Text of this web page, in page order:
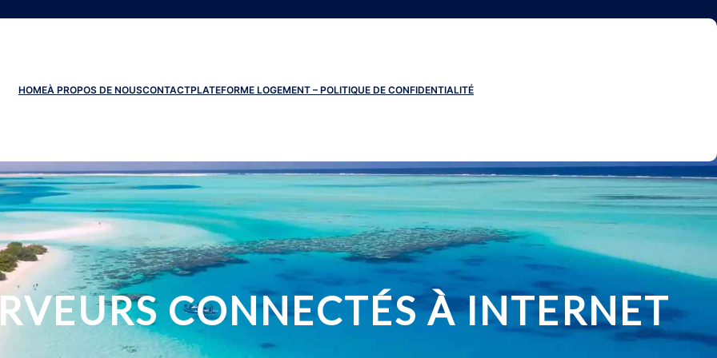
HOMEÀ PROPOS DE NOUSCONTACTPLATEFORME LOGEMENT – POLITIQUE DE CONFIDENTIALITÉ
CONNECTÉS À INTERNET